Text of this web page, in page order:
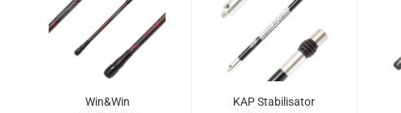
Win&Win
KAP Stabilisator